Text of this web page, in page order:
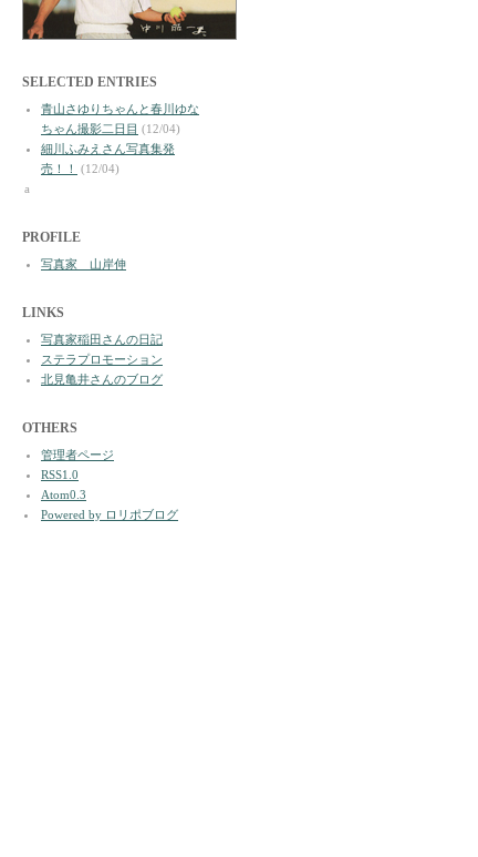
SELECTED ENTRIES
青山さゆりちゃんと春川ゆな
ちゃん撮影二日目 (12/04)
細川ふみえさん写真集発
売！！
(12/04)
a
PROFILE
写真家 山岸伸
LINKS
写真家稲田さんの日記
ステラプロモーション
北見亀井さんのブログ
OTHERS
管理者ページ
RSS1.0
Atom0.3
Powered by ロリポブログ